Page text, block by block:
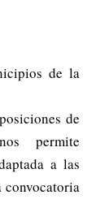
de la
de
permite
a las
convocatoria